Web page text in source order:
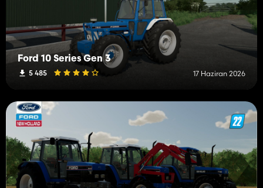
Ford 10 Series Gen 3
5 485 17 Haziran 2026